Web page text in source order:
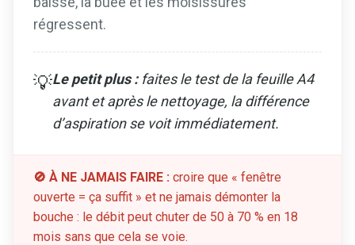
régressent.
💡Le petit plus :faites le test de la feuille A4
avant et après le nettoyage, la différence
d’aspiration se voit immédiatement.
🚫 À NE JAMAIS FAIRE : croire que « fenêtre
ouverte = ça suffit » et ne jamais démonter la
bouche : le débit peut chuter de 50 à 70 % en 18
mois sans que cela se voie.